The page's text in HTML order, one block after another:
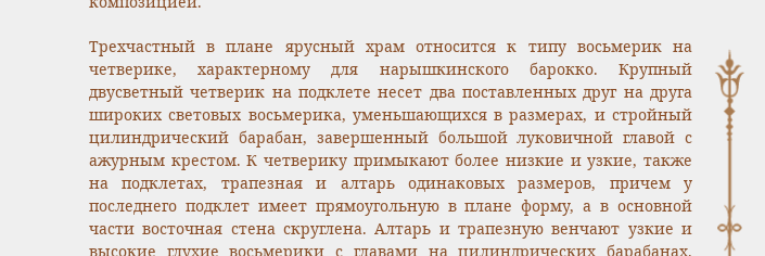
Трехчастный в плане ярусный храм относится к типу восьмерик на
четверике, характерному для нарышкинского барокко. Крупный
двусветный четверик на подклете несет два поставленных друг на друга
широких световых восьмерика, уменьшающихся в размерах, и стройный
цилиндрический барабан, завершенный большой луковичной главой с
ажурным крестом. К четверику примыкают более низкие и узкие, также
на подклетах, трапезная и алтарь одинаковых размеров, причем у
последнего подклет имеет прямоугольную в плане форму, а в основной
части восточная стена скруглена. Алтарь и трапезную венчают узкие и
высокие глухие восьмерики с главами на цилиндрических барабанах.